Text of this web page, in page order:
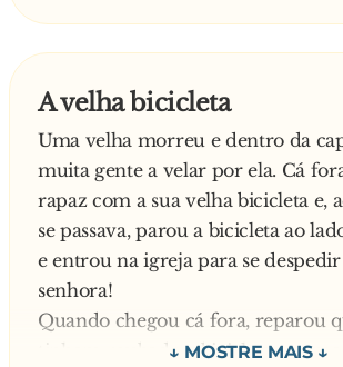
A velha bicicleta
Uma velha morreu e dentro da
muita gente a velar por ela. Cá
rapaz com a sua velha bicicleta e,
se passava, parou a bicicleta ao
e entrou na igreja para se
senhora!
Quando chegou cá fora, reparou
tinham roubado a bicicleta e